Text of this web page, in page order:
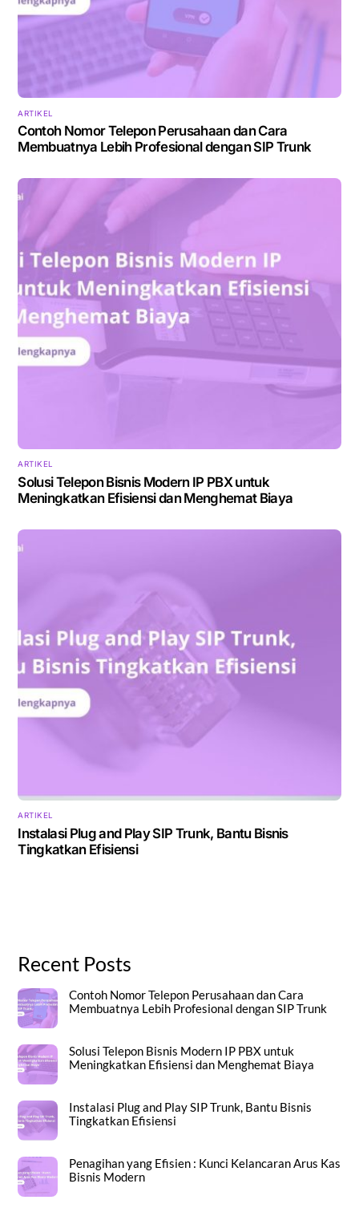
ARTIKEL
Contoh Nomor Telepon Perusahaan dan Cara
Membuatnya Lebih Profesional dengan SIP Trunk
ARTIKEL
Solusi Telepon Bisnis Modern IP PBX untuk
Meningkatkan Efisiensi dan Menghemat Biaya
ARTIKEL
Instalasi Plug and Play SIP Trunk, Bantu Bisnis
Tingkatkan Efisiensi
Recent Posts
Contoh Nomor Telepon Perusahaan dan Cara
Membuatnya Lebih Profesional dengan SIP Trunk
Solusi Telepon Bisnis Modern IP PBX untuk
Meningkatkan Efisiensi dan Menghemat Biaya
Instalasi Plug and Play SIP Trunk, Bantu Bisnis
Tingkatkan Efisiensi
Penagihan yang Efisien : Kunci Kelancaran Arus Kas
Bisnis Modern